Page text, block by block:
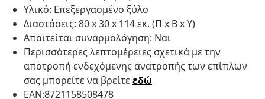
Υλικό: Επεξεργασμένο ξύλο
Διαστάσεις: 80 x 30 x 114 εκ. (Π x Β x Υ)
Απαιτείται συναρμολόγηση: Ναι
Περισσότερες λεπτομέρειες σχετικά με την
αποτροπή ενδεχόμενης ανατροπής των επίπλων
σας μπορείτε να βρείτεεδώ
EAN:8721158508478